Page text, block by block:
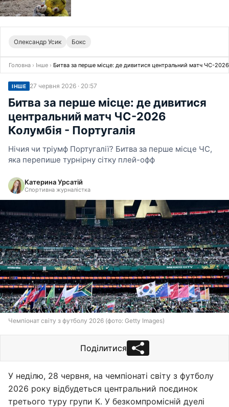
Олександр Усик Бокс
Головна › Інше › Битва за перше місце: де дивитися центральний матч ЧС-
ІНШЕ 27 червня 2026 · 20:57
Битва за перше місце: де дивитися
центральний матч ЧС-2026
Колумбія - Португалія
Нічия чи тріумф Португалії? Битва за перше місце ЧС,
яка перепише турнірну сітку плей-офф
Катерина Урсатій
Спортивна журналістка
Чемпіонат світу з футболу 2026 (фото: Getty Images)
Поділитися
У неділю, 28 червня, на чемпіонаті світу з футболу
2026 року відбудеться центральний поєдинок
третього туру групи К. У безкомпромісній дуелі